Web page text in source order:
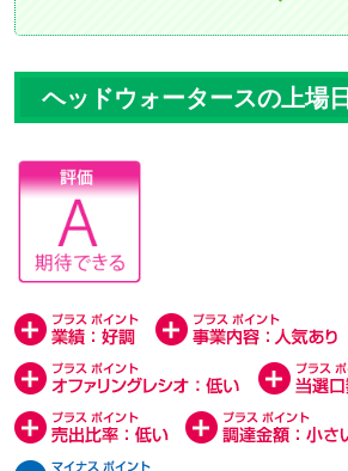
ヘッドウォータースの上場日